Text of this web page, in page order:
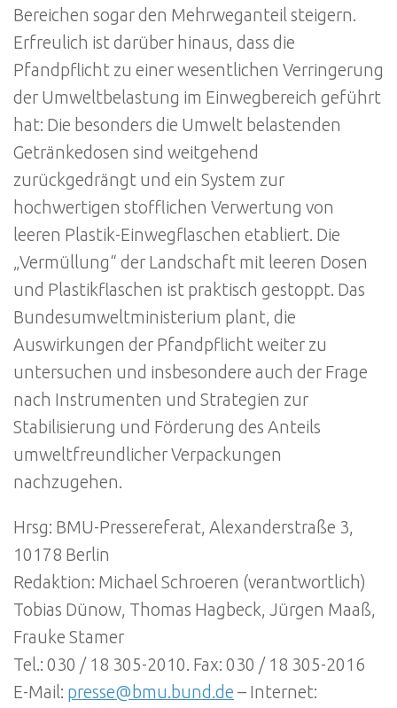
Bereichen sogar den Mehrweganteil steigern.
Erfreulich ist darüber hinaus, dass die
Pfandpflicht zu einer wesentlichen Verringerung
der Umweltbelastung im Einwegbereich geführt
hat: Die besonders die Umwelt belastenden
Getränkedosen sind weitgehend
zurückgedrängt und ein System zur
hochwertigen stofflichen Verwertung von
leeren Plastik-Einwegflaschen etabliert. Die
„Vermüllung“ der Landschaft mit leeren Dosen
und Plastikflaschen ist praktisch gestoppt. Das
Bundesumweltministerium plant, die
Auswirkungen der Pfandpflicht weiter zu
untersuchen und insbesondere auch der Frage
nach Instrumenten und Strategien zur
Stabilisierung und Förderung des Anteils
umweltfreundlicher Verpackungen
nachzugehen.
Hrsg: BMU-Pressereferat, Alexanderstraße 3,
10178 Berlin
Redaktion: Michael Schroeren (verantwortlich)
Tobias Dünow, Thomas Hagbeck, Jürgen Maaß,
Frauke Stamer
Tel.: 030 / 18 305-2010. Fax: 030 / 18 305-2016
E-Mail: presse@bmu.bund.de – Internet: